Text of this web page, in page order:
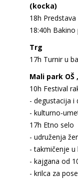
(kocka)
18h Predstava
18:40h
Trg
17h Turnir u
Mali park OŠ
10h Festival
- degustacija i
- kulturno-
17h Etno selo
- udruženja
- takmičenje u
- kajgana od
- krilca za